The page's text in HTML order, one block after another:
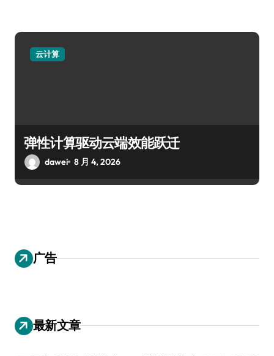
云计算
弹性计算驱动云端效能跃迁
dawei 8 月 4, 2026
广告
最新文章